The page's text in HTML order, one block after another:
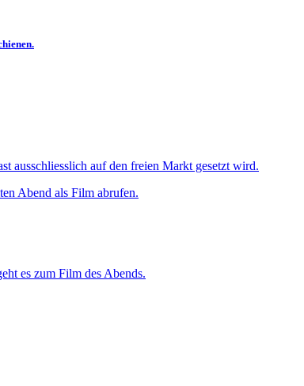
ausschliesslich auf den freien Markt gesetzt wird.
Abend als Film abrufen.
es zum Film des Abends.